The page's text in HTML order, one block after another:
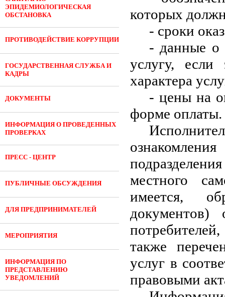
ЭПИДЕМИОЛОГИЧЕСКАЯ
ОБСТАНОВКА
ПРОТИВОДЕЙСТВИЕ КОРРУПЦИИ
ГОСУДАРСТВЕННАЯ СЛУЖБА И
КАДРЫ
ДОКУМЕНТЫ
ИНФОРМАЦИЯ О ПРОВЕДЕННЫХ
ПРОВЕРКАХ
ПРЕСС - ЦЕНТР
ПУБЛИЧНЫЕ ОБСУЖДЕНИЯ
ДЛЯ ПРЕДПРИНИМАТЕЛЕЙ
МЕРОПРИЯТИЯ
ИНФОРМАЦИЯ ПО
ПРЕДСТАВЛЕНИЮ
УВЕДОМЛЕНИЙ
которых
- сроки
- данные о
услугу,
характера
- цены на
форме оплаты.
местного
имеется,
документов)
также
услуг в
правовыми